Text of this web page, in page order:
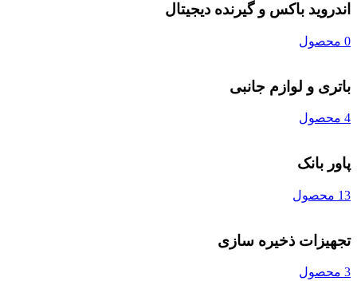
اندروید باکس و گیرنده دیجیتال
0 محصول
باتری و لوازم جانبی
4 محصول
پاور بانک
13 محصول
تجهیزات ذخیره سازی
3 محصول